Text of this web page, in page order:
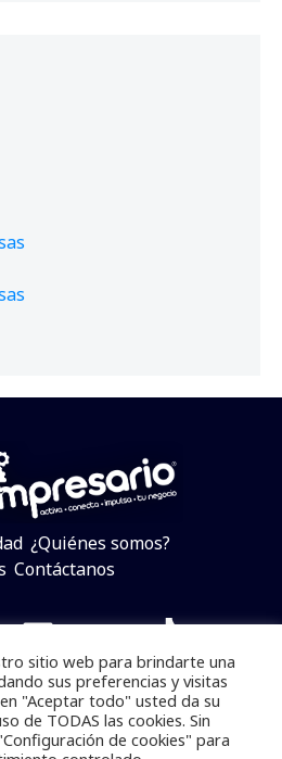
¿Quiénes somos?
Contáctanos
LinkedIn
Telegram
YouTube
TikTok
los derechos reservados.
sitio web para brindarte una
sus preferencias y visitas
"Aceptar todo" usted da su
de TODAS las cookies. Sin
de cookies" para